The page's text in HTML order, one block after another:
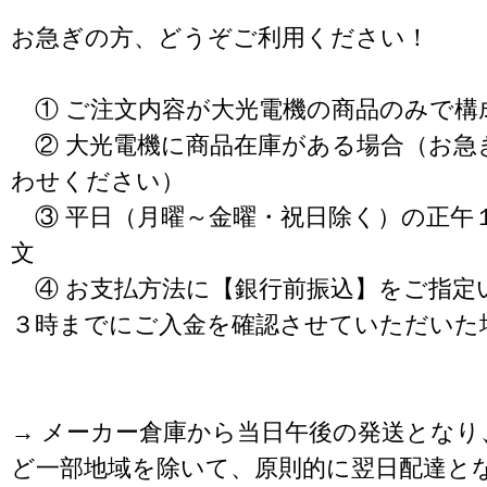
お急ぎの方、どうぞご利用ください！
① ご注文内容が大光電機の商品のみで構
② 大光電機に商品在庫がある場合（お急
わせください）
③ 平日（月曜～金曜・祝日除く）の正午
文
④ お支払方法に【銀行前振込】をご指定
３時までにご入金を確認させていただいた
→ メーカー倉庫から当日午後の発送となり
ど一部地域を除いて、原則的に翌日配達と